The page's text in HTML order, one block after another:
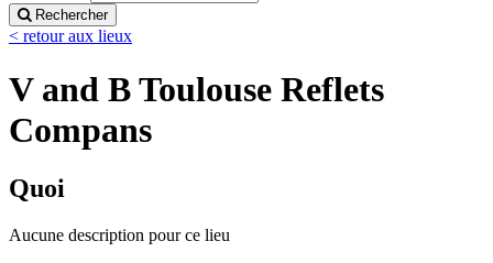
Rechercher
< retour aux lieux
V and B Toulouse Reflets
Compans
Quoi
Aucune description pour ce lieu